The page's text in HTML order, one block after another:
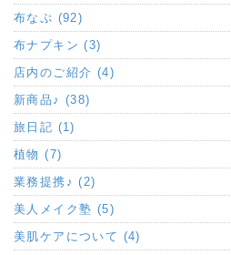
布なぷ (92)
布ナプキン (3)
店内のご紹介 (4)
新商品♪ (38)
旅日記 (1)
植物 (7)
業務提携♪ (2)
美人メイク塾 (5)
美肌ケアについて (4)